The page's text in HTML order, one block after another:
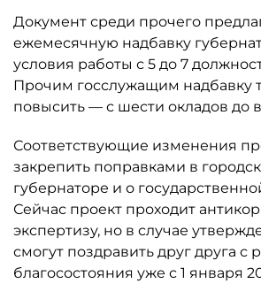
Документ среди прочего
ежемесячную надбавку
условия работы с 5 до 7
Прочим госслужащим надбавку
повысить — с шести окладов до
Соответствующие изменения
закрепить поправками в
губернаторе и о
Сейчас проект проходит
экспертизу, но в случае
смогут поздравить друг друга с
благосостояния уже с 1 января